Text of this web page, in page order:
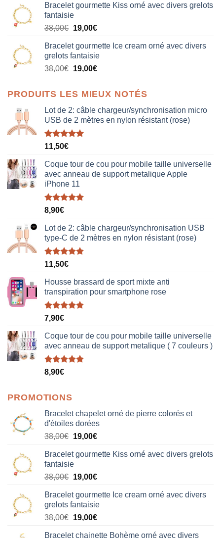
initial
était :
38,00€.
actuel
19,00€.
Bracelet gourmette Kiss orné avec divers grelots
fantaisie
38,00€ Le
initial
était :
38,00€.
19,00€Le
actuel
est :
19,00€.
Bracelet gourmette Ice cream orné avec divers
grelots fantaisie
38,00€ Le
était :
38,00€.
19,00€Le
est :
19,00€.
PRODUITS LES MIEUX NOTÉS
Lot de 2: câble chargeur/synchronisation micro
USB de 2 mètres en nylon résistant (rose)
Note5.00
11,50€
Coque tour de cou pour mobile taille universelle
avec anneau de support metalique Apple
iPhone 11
Note5.00
8,90€
Lot de 2: câble chargeur/synchronisation USB
type-C de 2 mètres en nylon résistant (rose)
Note5.00
11,50€
Housse brassard de sport mixte anti
transpiration pour smartphone rose
Note5.00
7,90€
Coque tour de cou pour mobile taille universelle
avec anneau de support metalique ( 7 couleurs )
Note5.00
8,90€
PROMOTIONS
Bracelet chapelet orné de pierre colorés et
d'étoiles dorées
38,00€ Le
initial
était :
38,00€.
19,00€Le
actuel
19,00€.
Bracelet gourmette Kiss orné avec divers grelots
fantaisie
38,00€ Le
initial
était :
38,00€.
19,00€Le
actuel
est :
19,00€.
Bracelet gourmette Ice cream orné avec divers
grelots fantaisie
38,00€ Le
19,00€Le
Bracelet chainette Bohème orné avec divers